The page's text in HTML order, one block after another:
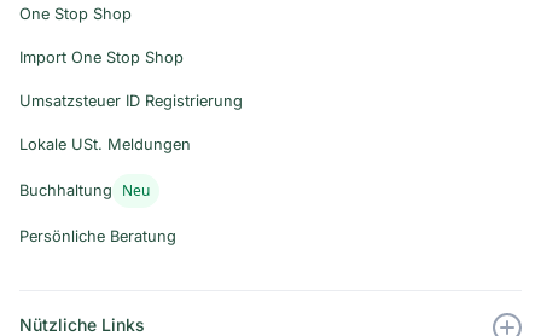
One Stop Shop
Import One Stop Shop
Umsatzsteuer ID Registrierung
Lokale USt. Meldungen
Buchhaltung Neu
Persönliche Beratung
Nützliche Links